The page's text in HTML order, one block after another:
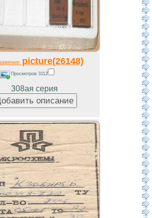
picture(26148)
Просмотров 3112
308ая серия